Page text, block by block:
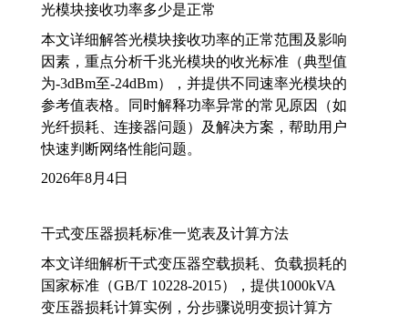
光模块接收功率多少是正常
本文详细解答光模块接收功率的正常范围及影响
因素，重点分析千兆光模块的收光标准（典型值
为-3dBm至-24dBm），并提供不同速率光模块的
参考值表格。同时解释功率异常的常见原因（如
光纤损耗、连接器问题）及解决方案，帮助用户
快速判断网络性能问题。
2026年8月4日
干式变压器损耗标准一览表及计算方法
本文详细解析干式变压器空载损耗、负载损耗的
国家标准（GB/T 10228-2015），提供1000kVA
变压器损耗计算实例，分步骤说明变损计算方